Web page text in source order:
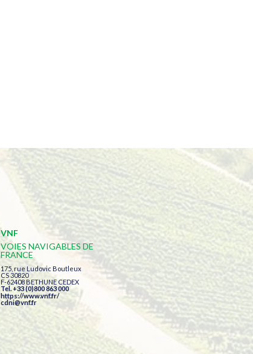
VNF
VOIES NAVIGABLES DE
FRANCE
175, rue Ludovic Boutleux
CS 30820
F-62408 BETHUNE CEDEX
Tel. +33 (0)800 863 000
https://www.vnf.fr/
cdni@vnf.fr